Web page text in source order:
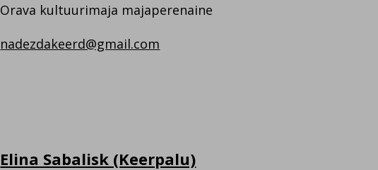
Orava kultuurimaja majaperenaine
nadezdakeerd@gmail.com
Elina Sabalisk (Keerpalu)